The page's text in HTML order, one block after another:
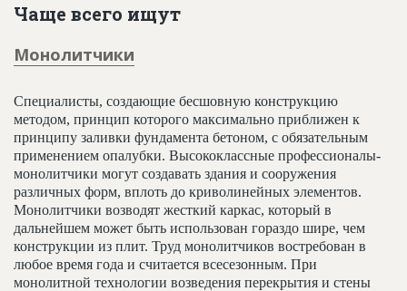
Чаще всего ищут
Монолитчики
Специалисты, создающие бесшовную конструкцию
методом, принцип которого максимально приближен к
принципу заливки фундамента бетоном, с обязательным
применением опалубки. Высококлассные профессионалы-
монолитчики могут создавать здания и сооружения
различных форм, вплоть до криволинейных элементов.
Монолитчики возводят жесткий каркас, который в
дальнейшем может быть использован гораздо шире, чем
конструкции из плит. Труд монолитчиков востребован в
любое время года и считается всесезонным. При
монолитной технологии возведения перекрытия и стены